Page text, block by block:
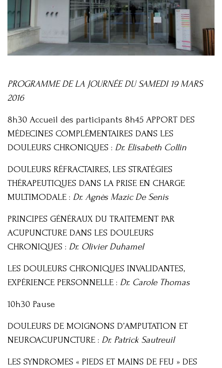
PROGRAMME DE LA JOURNÉE DU SAMEDI 19 MARS
2016
8h30 Accueil des participants 8h45 APPORT DES
MÉDECINES COMPLÉMENTAIRES DANS LES
DOULEURS CHRONIQUES : Dr. Elisabeth Collin
DOULEURS RÉFRACTAIRES, LES STRATÉGIES
THÉRAPEUTIQUES DANS LA PRISE EN CHARGE
MULTIMODALE : Dr. Agnès Mazic De Senis
PRINCIPES GÉNÉRAUX DU TRAITEMENT PAR
ACUPUNCTURE DANS LES DOULEURS
CHRONIQUES : Dr. Olivier Duhamel
LES DOULEURS CHRONIQUES INVALIDANTES,
EXPÉRIENCE PERSONNELLE : Dr. Carole Thomas
10h30 Pause
DOULEURS DE MOIGNONS D’AMPUTATION ET
NEUROACUPUNCTURE : Dr. Patrick Sautreuil
LES SYNDROMES « PIEDS ET MAINS DE FEU » DES